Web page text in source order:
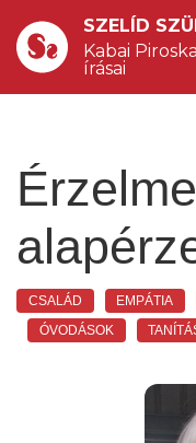
SZELÍD
Kabai
írásai
CSALÁD EMPÁTIA
ÓVODÁSOK